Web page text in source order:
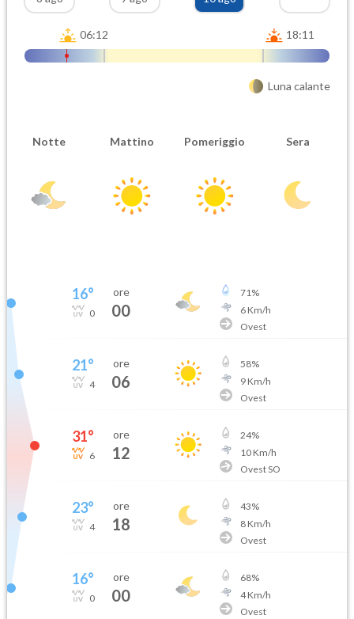
06:12 18:11
Luna calante
Notte Mattino Pomeriggio Sera
16°
0
ore
00
71%
6Km/h
Ovest
21°
4
ore
06
58%
9Km/h
Ovest
31°
6
ore
12
24%
10Km/h
Ovest SO
23°
4
ore
18
43%
8Km/h
Ovest
16°
0
ore
00
68%
4Km/h
Ovest